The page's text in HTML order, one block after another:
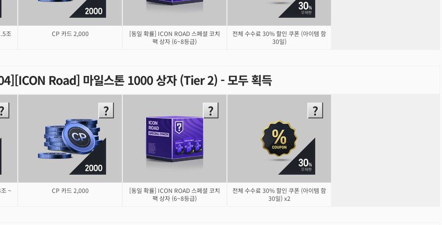
조 CP 카드 2,000
[동일 확률] ICON ROAD 스페셜 코치
팩 상자 (6~8등급)
전체 수수료 30% 할인 쿠폰 (아이템 함
30일)
Road] 마일스톤 1000 상자 (Tier 2) - 모두 획득
~ CP 카드 2,000
[동일 확률] ICON ROAD 스페셜 코치
팩 상자 (6~8등급)
전체 수수료 30% 할인 쿠폰 (아이템 함
30일) x2